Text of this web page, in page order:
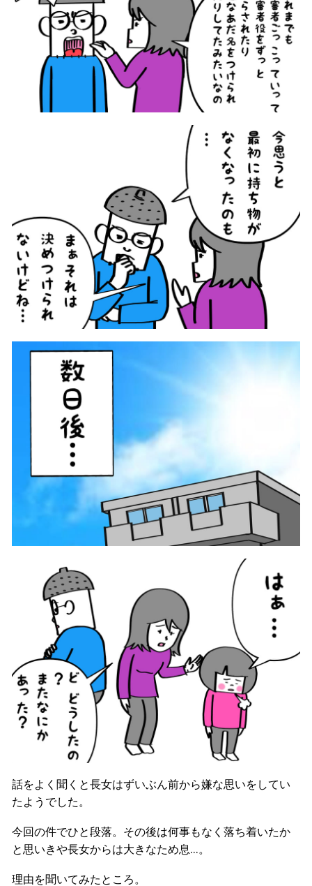
話をよく聞くと長女はずいぶん前から嫌な思いをしてい
たようでした。
今回の件でひと段落。その後は何事もなく落ち着いたか
と思いきや長女からは大きなため息…。
理由を聞いてみたところ。